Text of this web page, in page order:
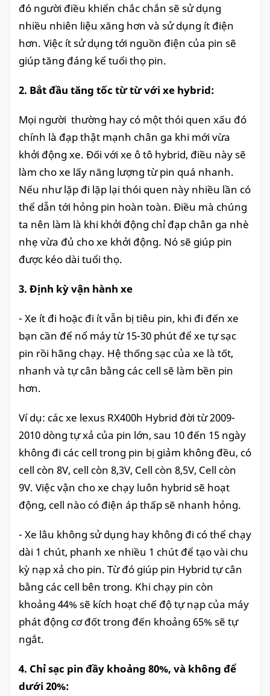
đó người điều khiển chắc chắn sẽ sử dụng
nhiều nhiên liệu xăng hơn và sử dụng ít điện
hơn. Việc ít sử dụng tới nguồn điện của pin sẽ
giúp tăng đáng kể tuổi thọ pin.
2. Bắt đầu tăng tốc từ từ với xe hybrid:
Mọi người thường hay có một thói quen xấu đó
chính là đạp thật mạnh chân ga khi mới vừa
khởi động xe. Đối với xe ô tô hybrid, điều này sẽ
làm cho xe lấy năng lượng từ pin quá nhanh.
Nếu như lặp đi lặp lại thói quen này nhiều lần có
thể dẫn tới hỏng pin hoàn toàn. Điều mà chúng
ta nên làm là khi khởi động chỉ đạp chân ga nhè
nhẹ vừa đủ cho xe khởi động. Nó sẽ giúp pin
được kéo dài tuổi thọ.
3. Định kỳ vận hành xe
- Xe ít đi hoặc đi ít vẫn bị tiêu pin, khi đi đến xe
bạn cần để nổ máy từ 15-30 phút để xe tự sạc
pin rồi hãng chạy. Hệ thống sạc của xe là tốt,
nhanh và tự cân bằng các cell sẽ làm bền pin
hơn.
Ví dụ: các xe lexus RX400h Hybrid đời từ 2009-
2010 dòng tự xả của pin lớn, sau 10 đến 15 ngày
không đi các cell trong pin bị giảm không đều, có
cell còn 8V, cell còn 8,3V, Cell còn 8,5V, Cell còn
9V. Việc vận cho xe chạy luôn hybrid sẽ hoạt
động, cell nào có điện áp thấp sẽ nhanh hỏng.
- Xe lâu không sử dụng hay không đi có thể chạy
dài 1 chút, phanh xe nhiều 1 chút để tạo vài chu
kỳ nạp xả cho pin. Từ đó giúp pin Hybrid tự cân
bằng các cell bên trong. Khi chạy pin còn
khoảng 44% sẽ kích hoạt chế độ tự nạp của máy
phát động cơ đốt trong đến khoảng 65% sẽ tự
ngắt.
4. Chỉ sạc pin đầy khoảng 80%, và không để
dưới 20%: